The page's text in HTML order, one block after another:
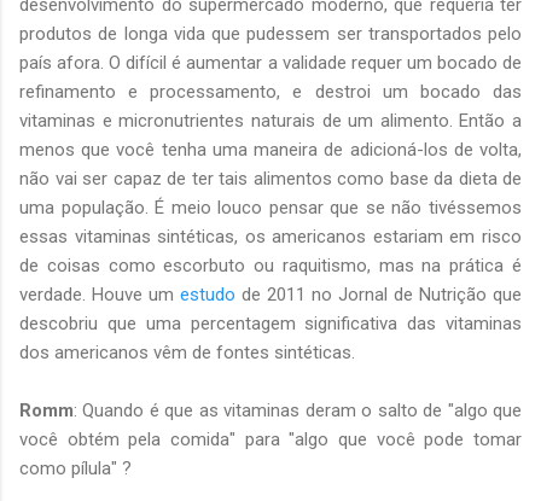
produtos de longa vida que pudessem ser transportados pelo
país afora. O difícil é aumentar a validade requer um bocado de
refinamento e processamento, e destroi um bocado das
vitaminas e micronutrientes naturais de um alimento. Então a
menos que você tenha uma maneira de adicioná-los de volta,
não vai ser capaz de ter tais alimentos como base da dieta de
uma população. É meio louco pensar que se não tivéssemos
essas vitaminas sintéticas, os americanos estariam em risco
de coisas como escorbuto ou raquitismo, mas na prática é
verdade. Houve um estudo de 2011 no Jornal de Nutrição que
descobriu que uma percentagem significativa das vitaminas
dos americanos vêm de fontes sintéticas.
Romm: Quando é que as vitaminas deram o salto de "algo que
você obtém pela comida" para "algo que você pode tomar
como pílula" ?